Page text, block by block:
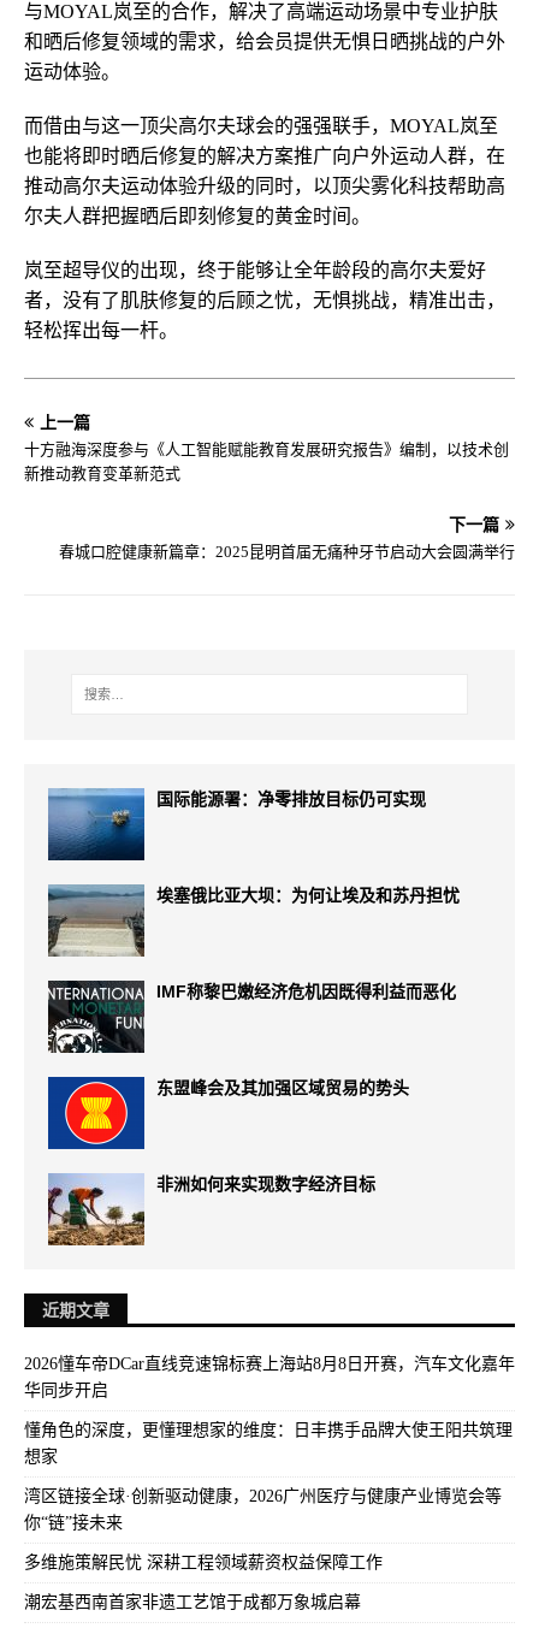
与MOYAL岚至的合作，解决了高端运动场景中专业护肤
和晒后修复领域的需求，给会员提供无惧日晒挑战的户外
运动体验。
而借由与这一顶尖高尔夫球会的强强联手，MOYAL岚至
也能将即时晒后修复的解决方案推广向户外运动人群，在
推动高尔夫运动体验升级的同时，以顶尖雾化科技帮助高
尔夫人群把握晒后即刻修复的黄金时间。
岚至超导仪的出现，终于能够让全年龄段的高尔夫爱好
者，没有了肌肤修复的后顾之忧，无惧挑战，精准出击，
轻松挥出每一杆。
上一篇
十方融海深度参与《人工智能赋能教育发展研究报告》编制，以技术创
新推动教育变革新范式
下一篇
春城口腔健康新篇章：2025昆明首届无痛种牙节启动大会圆满举行
国际能源署：净零排放目标仍可实现
埃塞俄比亚大坝：为何让埃及和苏丹担忧
IMF称黎巴嫩经济危机因既得利益而恶化
东盟峰会及其加强区域贸易的势头
非洲如何来实现数字经济目标
近期文章
2026懂车帝DCar直线竞速锦标赛上海站8月8日开赛，汽车文化嘉年
华同步开启
懂角色的深度，更懂理想家的维度：日丰携手品牌大使王阳共筑理
想家
湾区链接全球·创新驱动健康，2026广州医疗与健康产业博览会等
你“链”接未来
多维施策解民忧 深耕工程领域薪资权益保障工作
潮宏基西南首家非遗工艺馆于成都万象城启幕